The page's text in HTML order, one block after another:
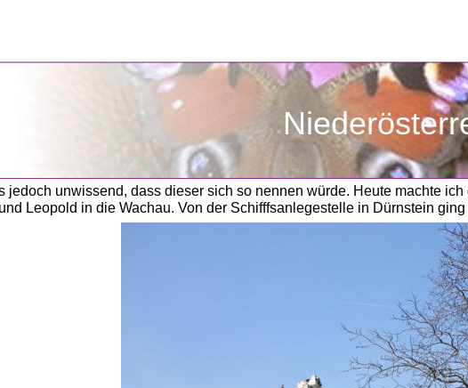
unwissend, dass dieser sich so nennen würde. Heute machte ich
Leopold in die Wachau. Von der Schifffsanlegestelle in Dürnstein ging